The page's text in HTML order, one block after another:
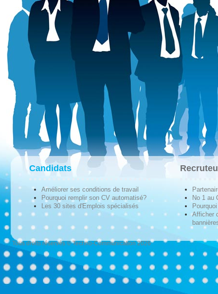
Candidats
Améliorer ses conditions de travail
Pourquoi remplir son CV automatisé?
Les 30 sites d'Emplois spécialisés
No 1 au
Afficher
Tous droits réservés © Techno-Communication 2026